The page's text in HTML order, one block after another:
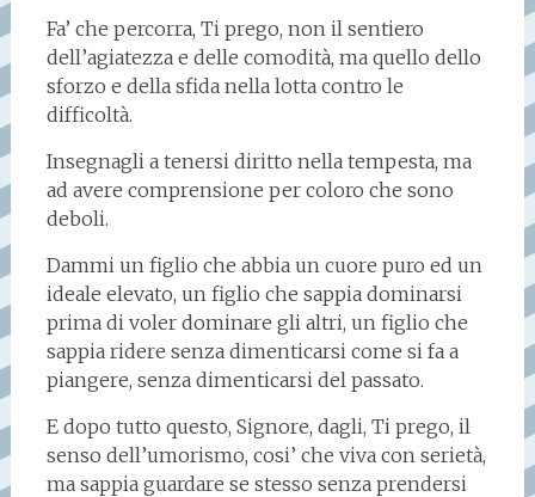
Fa’ che percorra, Ti prego, non il sentiero
dell’agiatezza e delle comodità, ma quello dello
sforzo e della sfida nella lotta contro le
difficoltà.
Insegnagli a tenersi diritto nella tempesta, ma
ad avere comprensione per coloro che sono
deboli.
Dammi un figlio che abbia un cuore puro ed un
ideale elevato, un figlio che sappia dominarsi
prima di voler dominare gli altri, un figlio che
sappia ridere senza dimenticarsi come si fa a
piangere, senza dimenticarsi del passato.
E dopo tutto questo, Signore, dagli, Ti prego, il
senso dell’umorismo, cosi’ che viva con serietà,
ma sappia guardare se stesso senza prendersi